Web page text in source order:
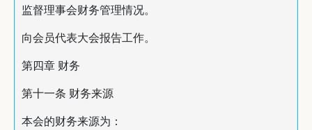
监督理事会财务管理情况。
向会员代表大会报告工作。
第四章 财务
第十一条 财务来源
本会的财务来源为：